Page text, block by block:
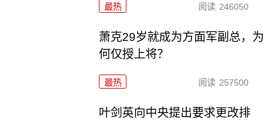
最热 阅读 246050
萧克29岁就成为方面军副总，为
何仅授上将？
最热 阅读 257500
叶剑英向中央提出要求更改排